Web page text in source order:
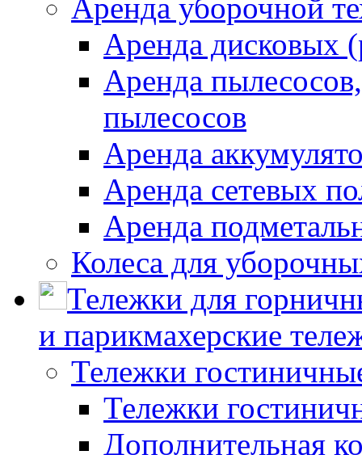
Аренда уборочной
Аренда дисковых
Аренда
пылесосов
Аренда
Аренда сетевых
Аренда
Колеса для
Тележки для
и парикмахерские
Тележки
Тележки
Дополнительная